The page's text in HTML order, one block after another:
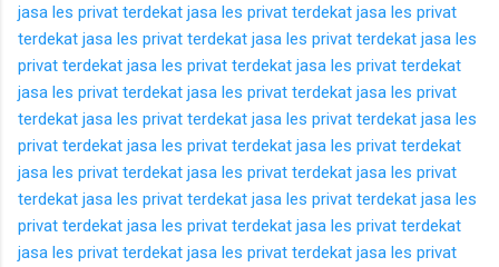
jasa les privat terdekat jasa les privat terdekat jasa les privat
terdekat jasa les privat terdekat jasa les privat terdekat jasa les
privat terdekat jasa les privat terdekat jasa les privat terdekat
jasa les privat terdekat jasa les privat terdekat jasa les privat
terdekat jasa les privat terdekat jasa les privat terdekat jasa les
privat terdekat jasa les privat terdekat jasa les privat terdekat
jasa les privat terdekat jasa les privat terdekat jasa les privat
terdekat jasa les privat terdekat jasa les privat terdekat jasa les
privat terdekat jasa les privat terdekat jasa les privat terdekat
jasa les privat terdekat jasa les privat terdekat jasa les privat